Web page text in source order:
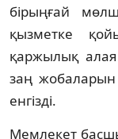
бірыңғай
қызметке
қаржылық
заң жобаларын
енгізді.
Мемлекет